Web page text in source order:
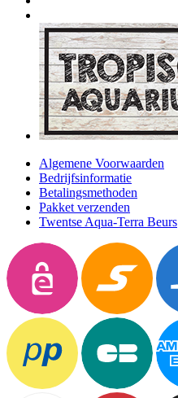
Algemene Voorwaarden
Bedrijfsinformatie
Betalingsmethoden
Pakket verzenden
Twentse Aqua-Terra Beurs